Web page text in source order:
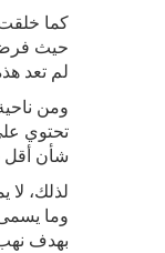
كما
حيث
لم تعد
ومن
تحتوي
شأن أقل
لذلك،
وما
بهدف